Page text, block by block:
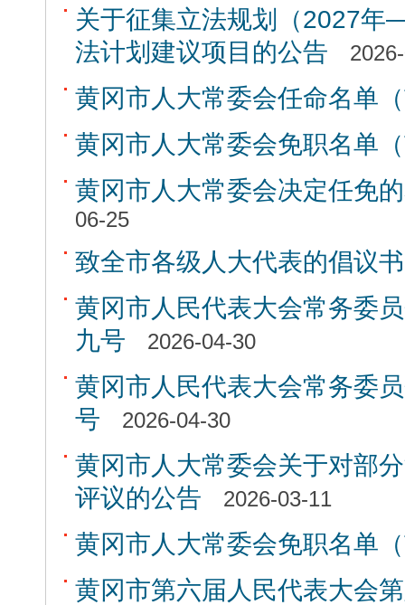
关于征集立法规划（2027
法计划建议项目的公告
黄冈市人大常委会任命名单
黄冈市人大常委会免职名单
黄冈市人大常委会决定任免
06-25
致全市各级人大代表的倡议书
黄冈市人民代表大会常务委
九号
2026-04-30
黄冈市人民代表大会常务委
号
2026-04-30
黄冈市人大常委会关于对部
评议的公告
2026-03-11
黄冈市人大常委会免职名单
黄冈市第六届人民代表大会